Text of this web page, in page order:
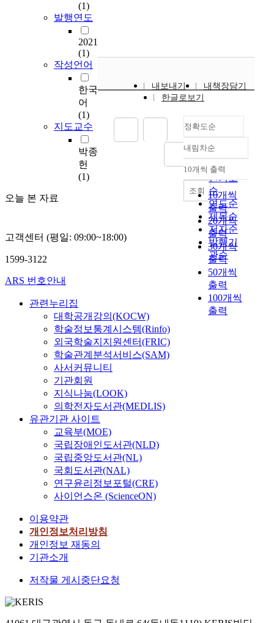
(1)
발행연도
2021
(1)
작성언어
한국
어
(1)
지도교수
박종
헌
(1)
오늘 본 자료
금
터
내보내기
내책장담기
한글로보기
정확도순
정확도
순
인기도
순
연도순
제목순
저자순
발행기
관순
내림차순
내림차순
10개씩 출력
10개씩
출력
20개씩
출력
30개씩
출력
50개씩
출력
100개씩
출력
조회
고객센터 (평일: 09:00~18:00)
1599-3122
ARS 번호안내
관련누리집
대학공개강의(KOCW)
학술정보통계시스템(Rinfo)
외국학술지지원센터(FRIC)
학술관계분석서비스(SAM)
사서커뮤니티
기관회원
지식나눔(LOOK)
의학전자도서관(MEDLIS)
유관기관 사이트
교육부(MOE)
국립장애인도서관(NLD)
국립중앙도서관(NL)
국회도서관(NAL)
연구윤리정보포털(CRE)
사이언스온 (ScienceON)
이용약관
개인정보처리방침
개인정보 재동의
기관소개
저작물 게시중단요청